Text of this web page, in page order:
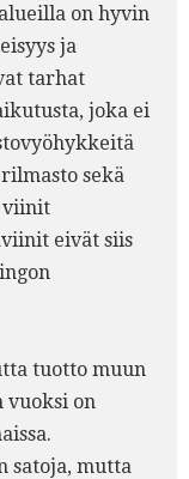
on hyvin
ja
tarhat
joka ei
sekä
viinit
eivät siis
tuotto muun
vuoksi on
satoja, mutta